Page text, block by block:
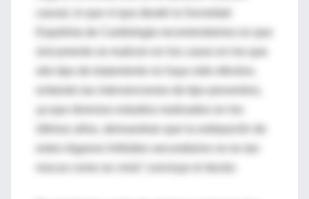
Española de Cardiología recomendamos es que
otro tipo de tratamiento no haya sido efectivo,
estos órganos linfoides secundarios no es tan